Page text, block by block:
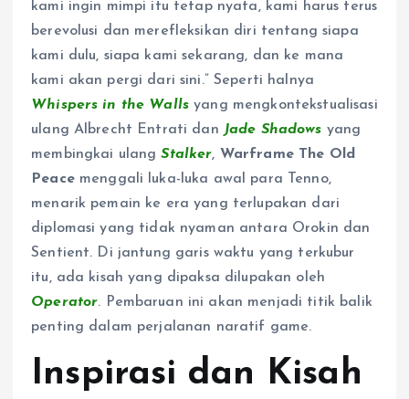
kami ingin mimpi itu tetap nyata, kami harus terus
berevolusi dan merefleksikan diri tentang siapa
kami dulu, siapa kami sekarang, dan ke mana
kami akan pergi dari sini.” Seperti halnya
Whispers in the Walls yang mengkontekstualisasi
ulang Albrecht Entrati dan Jade Shadows yang
membingkai ulangStalker, Warframe The Old
Peacemenggali luka-luka awal para Tenno,
menarik pemain ke era yang terlupakan dari
diplomasi yang tidak nyaman antara Orokin dan
Sentient. Di jantung garis waktu yang terkubur
itu, ada kisah yang dipaksa dilupakan oleh
Operator. Pembaruan ini akan menjadi titik balik
penting dalam perjalanan naratif game.
Inspirasi dan Kisah